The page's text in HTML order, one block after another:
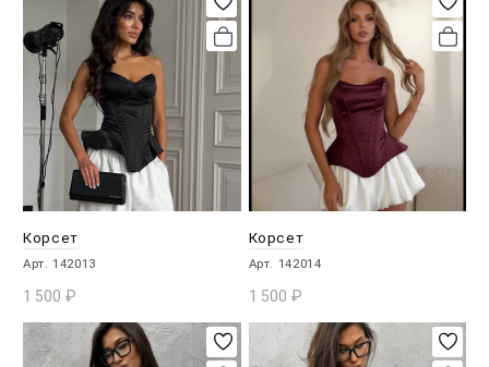
Корсет
Арт. 142013
1 500 ₽
В КОРЗИНУ
Корсет
Арт. 142014
1 500 ₽
В КОРЗИНУ